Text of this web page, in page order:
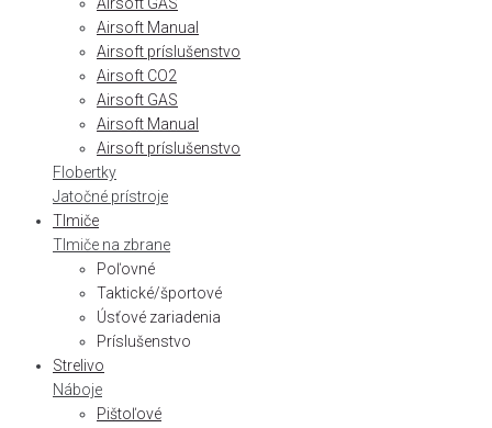
Airsoft Manual
Airsoft príslušenstvo
Airsoft CO2
Airsoft GAS
Airsoft Manual
Airsoft príslušenstvo
Flobertky
Jatočné prístroje
Tlmiče
Tlmiče na zbrane
Poľovné
Taktické/športové
Úsťové zariadenia
Príslušenstvo
Strelivo
Náboje
Pištoľové